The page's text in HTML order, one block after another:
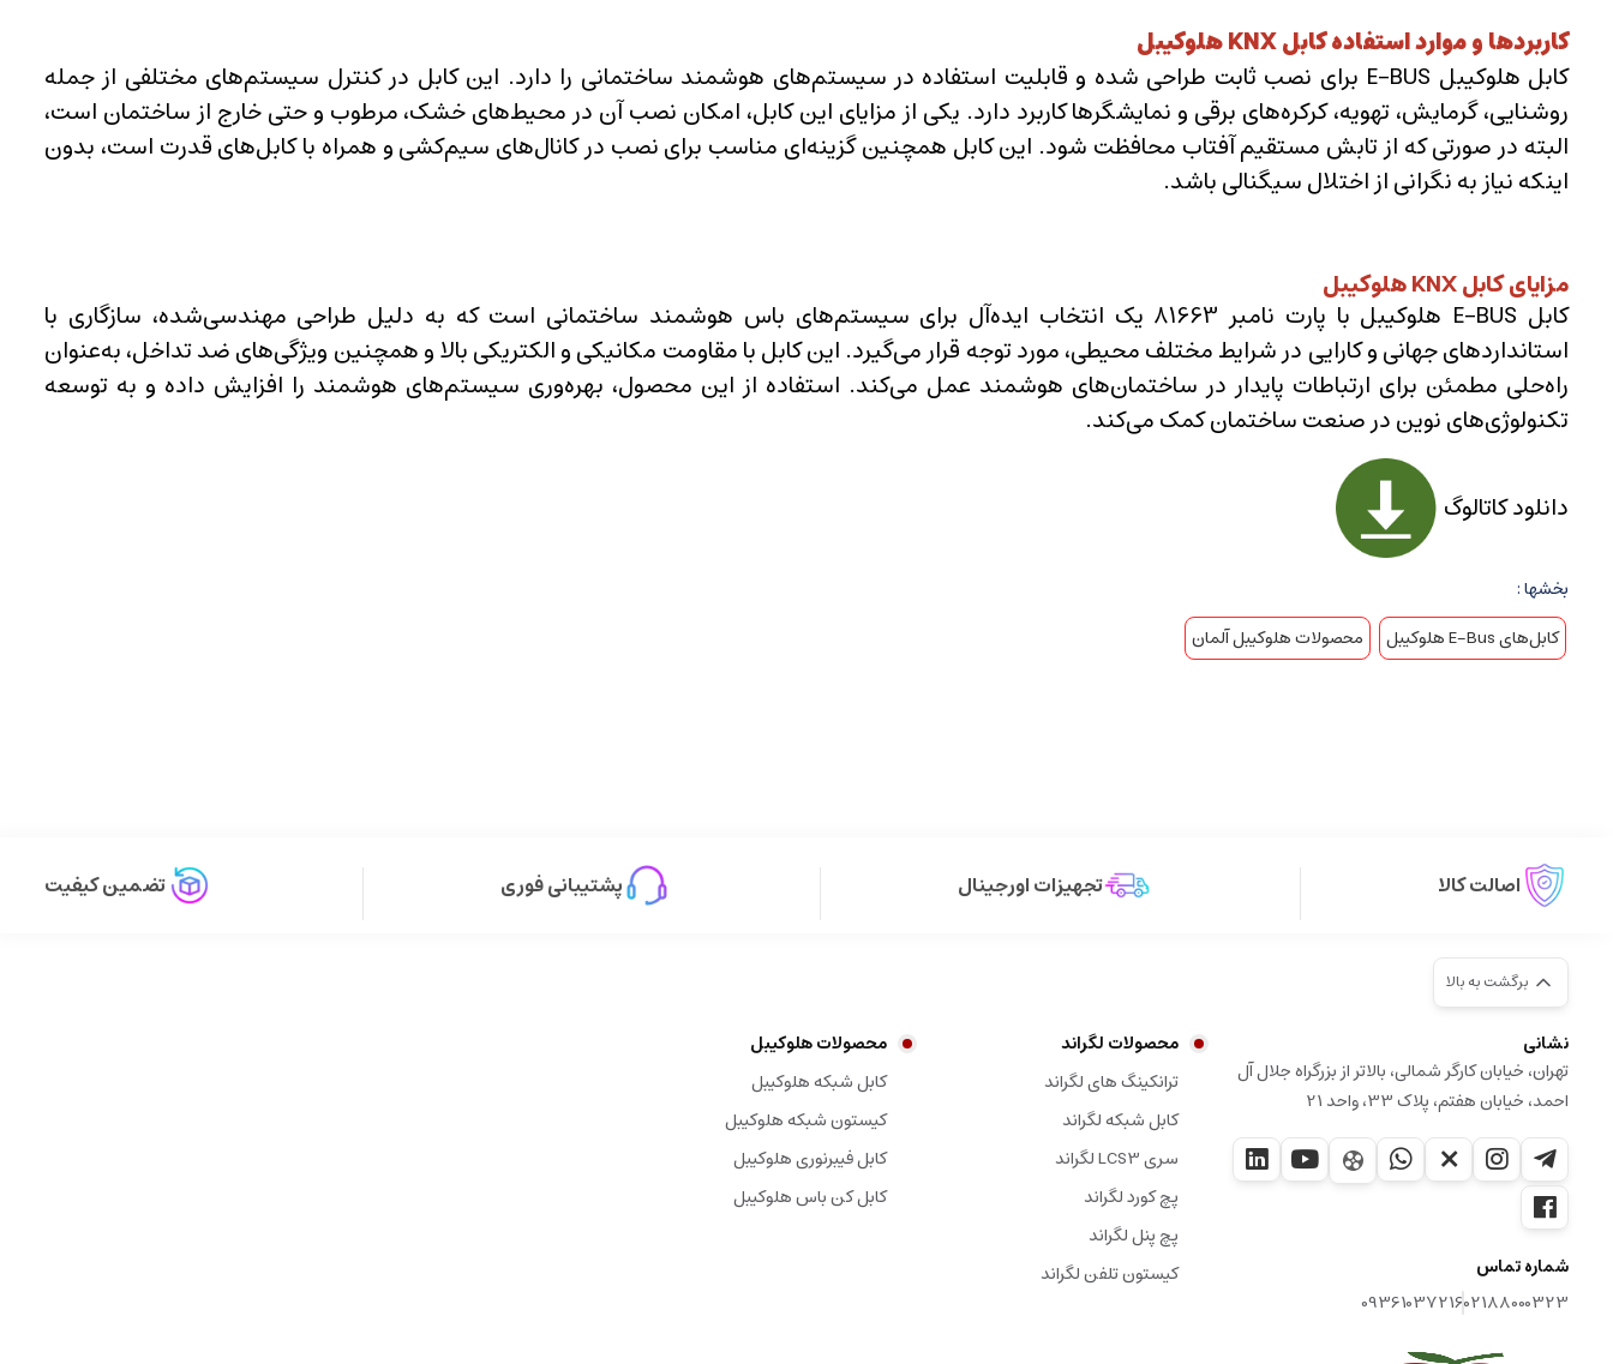
کاربردها و موارد استفاده کابل KNX هلوکیبل
کابل هلوکیبل E-BUS برای نصب ثابت طراحی شده و قابلیت استفاده در سیستم‌های هوشمند ساختمانی را دارد. این کابل در کنترل سیستم‌های مختلفی از جمله
روشنایی، گرمایش، تهویه، کرکره‌های برقی و نمایشگرها کاربرد دارد. یکی از مزایای این کابل، امکان نصب آن در محیط‌های خشک، مرطوب و حتی خارج از ساختمان است،
البته در صورتی که از تابش مستقیم آفتاب محافظت شود. این کابل همچنین گزینه‌ای مناسب برای نصب در کانال‌های سیم‌کشی و همراه با کابل‌های قدرت است، بدون
اینکه نیاز به نگرانی از اختلال سیگنالی باشد.
مزایای کابل KNX هلوکیبل
کابل E-BUS هلوکیبل با پارت نامبر 81663 یک انتخاب ایده‌آل برای سیستم‌های باس هوشمند ساختمانی است که به دلیل طراحی مهندسی‌شده، سازگاری با
استانداردهای جهانی و کارایی در شرایط مختلف محیطی، مورد توجه قرار می‌گیرد. این کابل با مقاومت مکانیکی و الکتریکی بالا و همچنین ویژگی‌های ضد تداخل، به‌عنوان
راه‌حلی مطمئن برای ارتباطات پایدار در ساختمان‌های هوشمند عمل می‌کند. استفاده از این محصول، بهره‌وری سیستم‌های هوشمند را افزایش داده و به توسعه
تکنولوژی‌های نوین در صنعت ساختمان کمک می‌کند.
دانلود کاتالوگ
بخشها :
کابل‌های E-Bus هلوکیبل
محصولات هلوکیبل آلمان
اصالت کالا تجهیزات اورجینال پشتیبانی فوری تضمین کیفیت
برگشت به بالا
نشانی
تهران، خیابان کارگر شمالی، بالاتر از بزرگراه جلال آل
احمد، خیابان هفتم، پلاک 33، واحد 21
شماره تماس
02188000323
09361037216
محصولات لگراند
ترانکینگ های لگراند
کابل شبکه لگراند
سری LCS3 لگراند
پچ کورد لگراند
پچ پنل لگراند
کیستون تلفن لگراند
محصولات هلوکیبل
کابل شبکه هلوکیبل
کیستون شبکه هلوکیبل
کابل فیبرنوری هلوکیبل
کابل کن باس هلوکیبل